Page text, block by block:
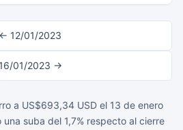
← 12/01/2023
16/01/2023 →
a US$693,34 USD el 13 de enero
suba del 1,7% respecto al cierre